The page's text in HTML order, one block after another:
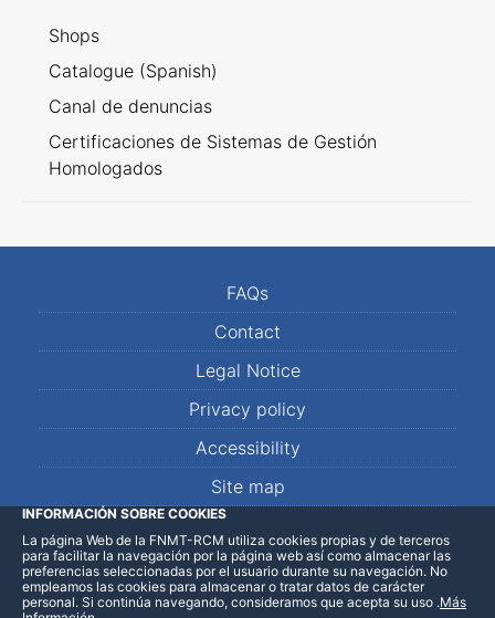
Shops
Catalogue (Spanish)
Canal de denuncias
Certificaciones de Sistemas de Gestión
Homologados
FAQs
Contact
Legal Notice
Privacy policy
Accessibility
Site map
LinkedInFacebookWhatsApp
INFORMACIÓN SOBRE COOKIES
La página Web de la FNMT-RCM utiliza cookies propias y de terceros
para facilitar la navegación por la página web así como almacenar las
preferencias seleccionadas por el usuario durante su navegación. No
empleamos las cookies para almacenar o tratar datos de carácter
personal. Si continúa navegando, consideramos que acepta su uso .Más